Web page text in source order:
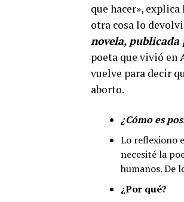
que hacer»,
otra cosa lo
novela,
poeta que vivió en
vuelve para decir
aborto.
¿Cómo es
Lo reflexiono
necesité la
humanos. De
¿Por qué?